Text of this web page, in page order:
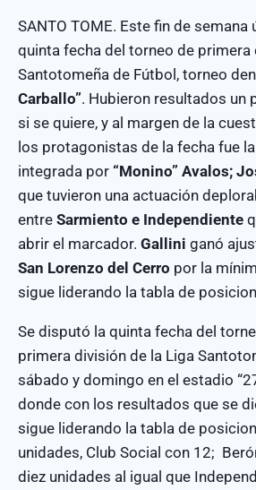
SANTO TOME. Este fin de
quinta fecha del torneo de primera
Santotomeña de Fútbol, torneo
Carballo”. Hubieron resultados un
si se quiere, y al margen de la
los protagonistas de la fecha fue
integrada por “Monino” Avalos;
que tuvieron una actuación
entre Sarmiento e Independiente
abrir el marcador. Gallini ganó
San Lorenzo del Cerro por la
sigue liderando la tabla de
Se disputó la quinta fecha del
primera división de la Liga
sábado y domingo en el estadio
donde con los resultados que se
sigue liderando la tabla de
unidades, Club Social con 12;
diez unidades al igual que